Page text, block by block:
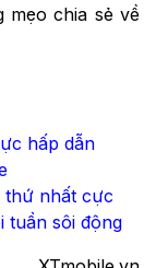
mẹo chia sẻ về
hấp dẫn
thứ nhất cực
tuần sôi động